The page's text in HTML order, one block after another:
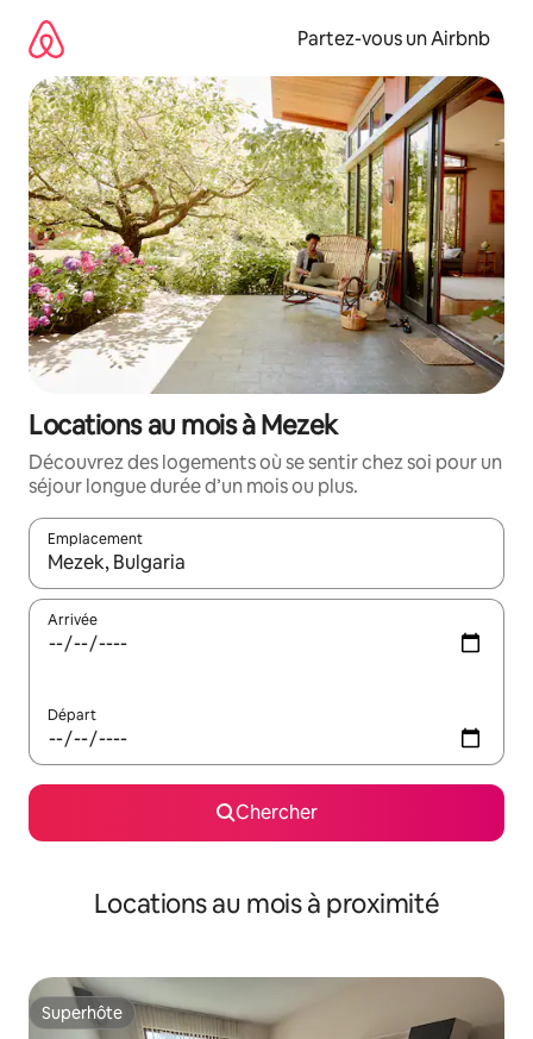
directement
contenu
Partez-vous un Airbnb
Locations au mois à Mezek
Découvrez des logements où se sentir chez soi pour un
séjour longue durée d’un mois ou plus.
Emplacement
Quand les résultats sont affichés, parcourez-les en utilisant
Arrivée
Départ
Chercher
Locations au mois à proximité
Superhôte
Superhôte